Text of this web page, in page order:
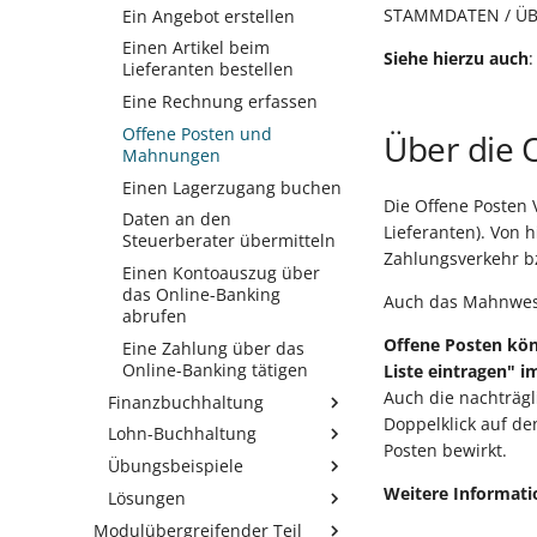
STAMMDATEN /
Siehe hierzu auch:
Über die
Die Offene
Lieferanten). Von
Zahlungsverkehr
Auch das
Offene Posten
Liste eintragen"
Auch die
Doppelklick auf
Posten bewirkt.
Weitere
Verkauf - Standardablauf
Einkauf - Standardablauf
Ein Angebot erstellen
Einen Artikel beim
Lieferanten bestellen
Eine Rechnung erfassen
Offene Posten und
Mahnungen
Einen Lagerzugang buchen
Daten an den
Steuerberater übermitteln
Einen Kontoauszug über
das Online-Banking
abrufen
Eine Zahlung über das
Online-Banking tätigen
Finanzbuchhaltung
Die Firmeneinstellungen
für die Buchhaltung prüfen
Debitoren und Kreditoren
verwalten
Lohn-Buchhaltung
Die Firmeneinstellungen
prüfen
Berufsgenossenschaft
Übungsbeispiele
Anlage einer Testfirma
Kunden, Lieferanten,
Lösungen
Anlage einer Testfirma
Modulübergreifender Teil